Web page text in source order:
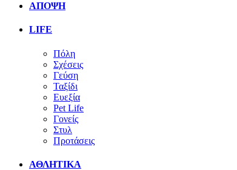
ΑΠΟΨΗ
LIFE
Πόλη
Σχέσεις
Γεύση
Ταξίδι
Ευεξία
Pet Life
Γονείς
Στυλ
Προτάσεις
ΑΘΛΗΤΙΚΑ